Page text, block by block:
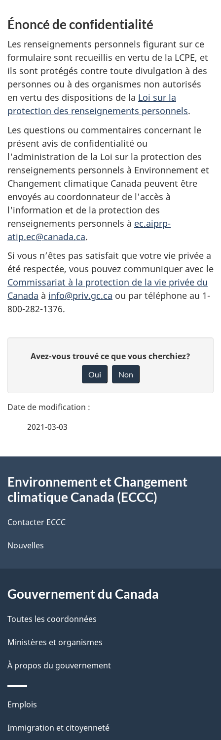
Énoncé de confidentialité
Les renseignements personnels figurant sur ce
formulaire sont recueillis en vertu de la LCPE, et
ils sont protégés contre toute divulgation à des
personnes ou à des organismes non autorisés
en vertu des dispositions de la Loi sur la
protection des renseignements personnels.
Les questions ou commentaires concernant le
présent avis de confidentialité ou
l'administration de la Loi sur la protection des
renseignements personnels à Environnement et
Changement climatique Canada peuvent être
envoyés au coordonnateur de l'accès à
l'information et de la protection des
renseignements personnels à ec.aiprp-
atip.ec@canada.ca.
Si vous n’êtes pas satisfait que votre vie privée a
été respectée, vous pouvez communiquer avec le
Commissariat à la protection de la vie privée du
Canada à info@priv.gc.ca ou par téléphone au 1-
800-282-1376.
t
a
l
s
d
e
l
a
g
e
n
o
t
r
r
t
a
c
i
o
s
u
r
Avez-vous trouvé ce que vous cherchiez?
Oui Non
2021-03-03
propos
de
ce
site
Environnement et Changement
climatique Canada (ECCC)
Contacter ECCC
Nouvelles
Gouvernement du Canada
Toutes les coordonnées
Ministères et organismes
À propos du gouvernement
Thèmes
sujets
Emplois
Immigration et citoyenneté